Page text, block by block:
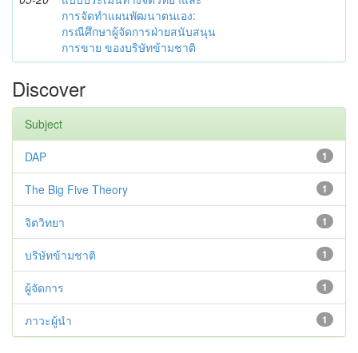
การจัดทำแผนพัฒนาตนเอง:
กรณีศึกษาผู้จัดการฝ่ายสนับสนุน
การขาย ของบริษัทข้ามชาติ
Discover
Subject
1
DAP
1
The Big Five Theory
1
จิตวิทยา
1
บริษัทข้ามชาติ
1
ผู้จัดการ
1
ภาวะผู้นำ